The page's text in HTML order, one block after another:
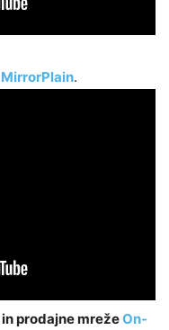
MirrorPlain.
prodajne mrežeOn-